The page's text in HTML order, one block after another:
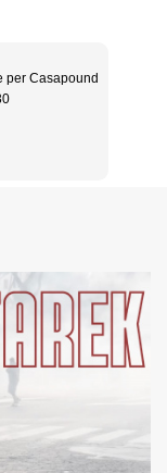
per Casapound